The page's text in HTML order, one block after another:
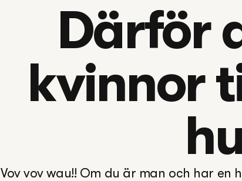
Därför
kvinnor
Vov vov wau!! Om du är man och har